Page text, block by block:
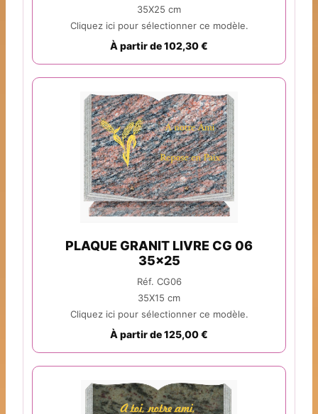
35X25 cm
Cliquez ici pour sélectionner ce modèle.
À partir de 102,30 €
PLAQUE GRANIT LIVRE CG 06
35x25
Réf. CG06
35X15 cm
Cliquez ici pour sélectionner ce modèle.
À partir de 125,00 €